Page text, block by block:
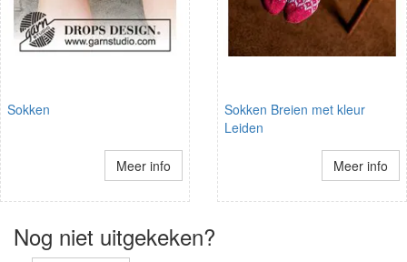
Sokken
Meer info
Sokken Breien met kleur
Leiden
Meer info
Nog niet uitgekeken?